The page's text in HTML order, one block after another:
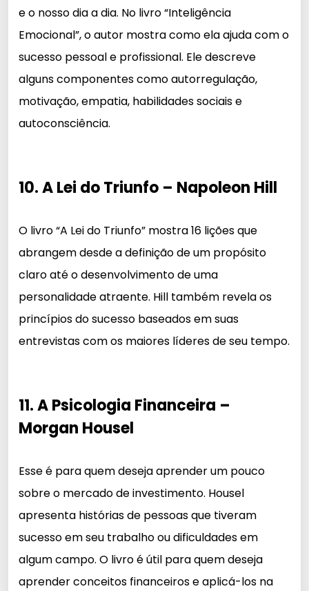
e o nosso dia a dia. No livro “Inteligência
Emocional”, o autor mostra como ela ajuda com o
sucesso pessoal e profissional. Ele descreve
alguns componentes como autorregulação,
motivação, empatia, habilidades sociais e
autoconsciência.
10. A Lei do Triunfo – Napoleon Hill
O livro “A Lei do Triunfo” mostra 16 lições que
abrangem desde a definição de um propósito
claro até o desenvolvimento de uma
personalidade atraente. Hill também revela os
princípios do sucesso baseados em suas
entrevistas com os maiores líderes de seu tempo.
11. A Psicologia Financeira –
Morgan Housel
Esse é para quem deseja aprender um pouco
sobre o mercado de investimento. Housel
apresenta histórias de pessoas que tiveram
sucesso em seu trabalho ou dificuldades em
algum campo. O livro é útil para quem deseja
aprender conceitos financeiros e aplicá-los na